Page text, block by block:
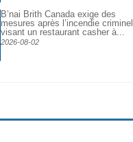
B’nai Brith Canada exige des
mesures après l’incendie criminel
visant un restaurant casher à...
2026-08-02